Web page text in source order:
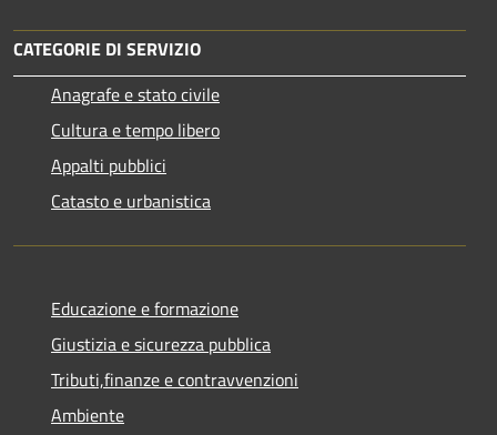
CATEGORIE DI SERVIZIO
Anagrafe e stato civile
Cultura e tempo libero
Appalti pubblici
Catasto e urbanistica
Educazione e formazione
Giustizia e sicurezza pubblica
Tributi,finanze e contravvenzioni
Ambiente